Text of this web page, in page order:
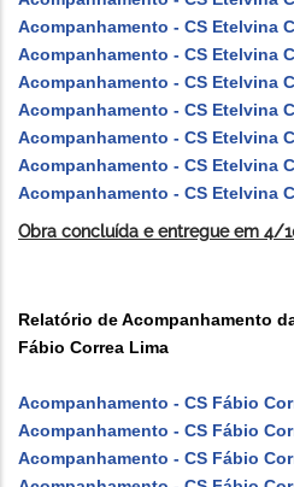
Acompanhamento - CS Etelvina
Acompanhamento - CS Etelvina
Acompanhamento - CS Etelvina
Acompanhamento - CS Etelvina
Acompanhamento - CS Etelvina
Acompanhamento - CS Etelvina
Acompanhamento - CS Etelvina
Obra concluída e entregue em 4/
Relatório de Acompanhamento
Fábio Correa Lima
Acompanhamento - CS Fábio
Acompanhamento - CS Fábio
Acompanhamento - CS Fábio